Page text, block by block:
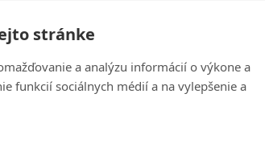
stránke
a analýzu informácií o výkone a
funkcií sociálnych médií a na vylepšenie a